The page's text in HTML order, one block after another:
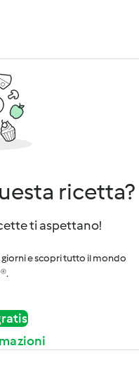
ricetta?
ti aspettano!
e scopri tutto il mondo